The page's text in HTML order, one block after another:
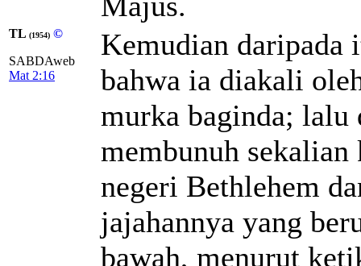
TL (1954) ©
SABDAweb
Mat 2:16
Kemudian daripada
bahwa ia diakali
murka baginda; lalu
membunuh
negeri Bethlehem
jajahannya yang
bawah, menurut